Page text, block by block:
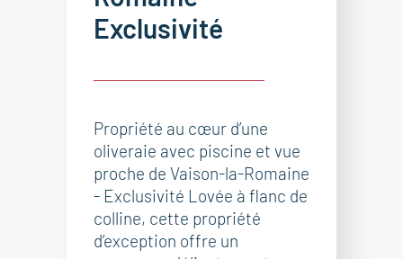
Exclusivité
Propriété au cœur d’une
oliveraie avec piscine et vue
proche de Vaison-la-Romaine
- Exclusivité Lovée à flanc de
colline, cette propriété
d’exception offre un